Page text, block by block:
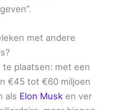
met andere
plaatsen: met een
€45 tot €60 miljoen
als Elon Musk en ver